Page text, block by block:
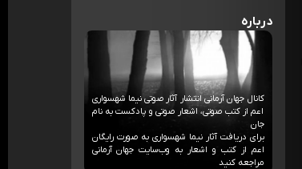
درباره
کانال جهان آرمانی انتشار آثار صوتی نیما شهسواری
اعم از کتب صوتی، اشعار صوتی و پادکست به نام
جان
برای دریافت آثار نیما شهسواری به صورت رایگان
اعم از کتب و اشعار به وب‌سایت جهان آرمانی
مراجعه کنید